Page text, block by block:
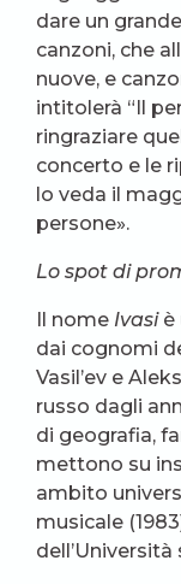
dare un
canzoni, che
nuove, e
intitolerà “Il
ringraziare
concerto e le
lo veda il
persone».
Lo spot di
Il nome Ivasiè
dai cognomi
Vasil’ev e
russo dagli
di geografia,
mettono su
ambito
musicale